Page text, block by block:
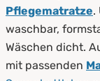
Pflegematratze.
waschbar,
Wäschen dicht.
mit passenden